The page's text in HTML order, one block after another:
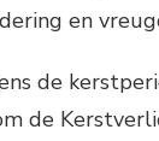
en
de
de